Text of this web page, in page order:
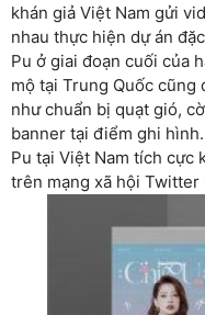
khán giả Việt Nam gửi
nhau thực hiện dự án
Pu ở giai đoạn cuối của
mộ tại Trung Quốc
như chuẩn bị quạt gió,
banner tại điểm ghi
Pu tại Việt Nam tích cực
trên mạng xã hội Twitter